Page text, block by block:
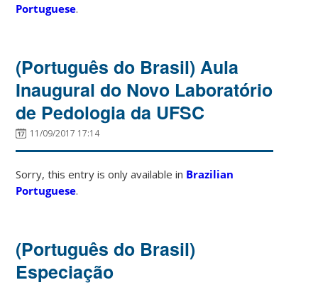
Portuguese.
(Português do Brasil) Aula
Inaugural do Novo Laboratório
de Pedologia da UFSC
11/09/2017 17:14
Sorry, this entry is only available in Brazilian
Portuguese.
(Português do Brasil)
Especiação